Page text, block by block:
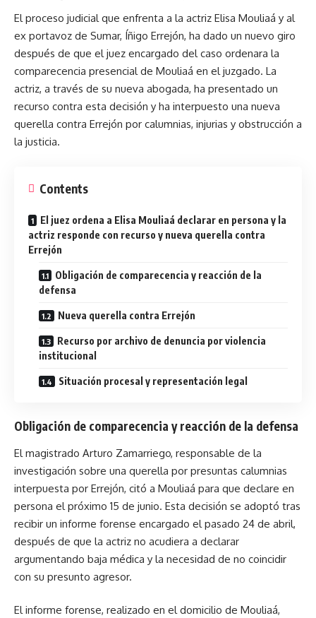
El proceso judicial que enfrenta a la actriz Elisa Mouliaá y al
ex portavoz de Sumar, Íñigo Errejón, ha dado un nuevo giro
después de que el juez encargado del caso ordenara la
comparecencia presencial de Mouliaá en el juzgado. La
actriz, a través de su nueva abogada, ha presentado un
recurso contra esta decisión y ha interpuesto una nueva
querella contra Errejón por calumnias, injurias y obstrucción a
la justicia.
Contents
El juez ordena a Elisa Mouliaá declarar en persona y la
actriz responde con recurso y nueva querella contra
Errejón
Obligación de comparecencia y reacción de la
defensa
Nueva querella contra Errejón
Recurso por archivo de denuncia por violencia
institucional
Situación procesal y representación legal
Obligación de comparecencia y reacción de la defensa
El magistrado Arturo Zamarriego, responsable de la
investigación sobre una querella por presuntas calumnias
interpuesta por Errejón, citó a Mouliaá para que declare en
persona el próximo 15 de junio. Esta decisión se adoptó tras
recibir un informe forense encargado el pasado 24 de abril,
después de que la actriz no acudiera a declarar
argumentando baja médica y la necesidad de no coincidir
con su presunto agresor.
El informe forense, realizado en el domicilio de Mouliaá,